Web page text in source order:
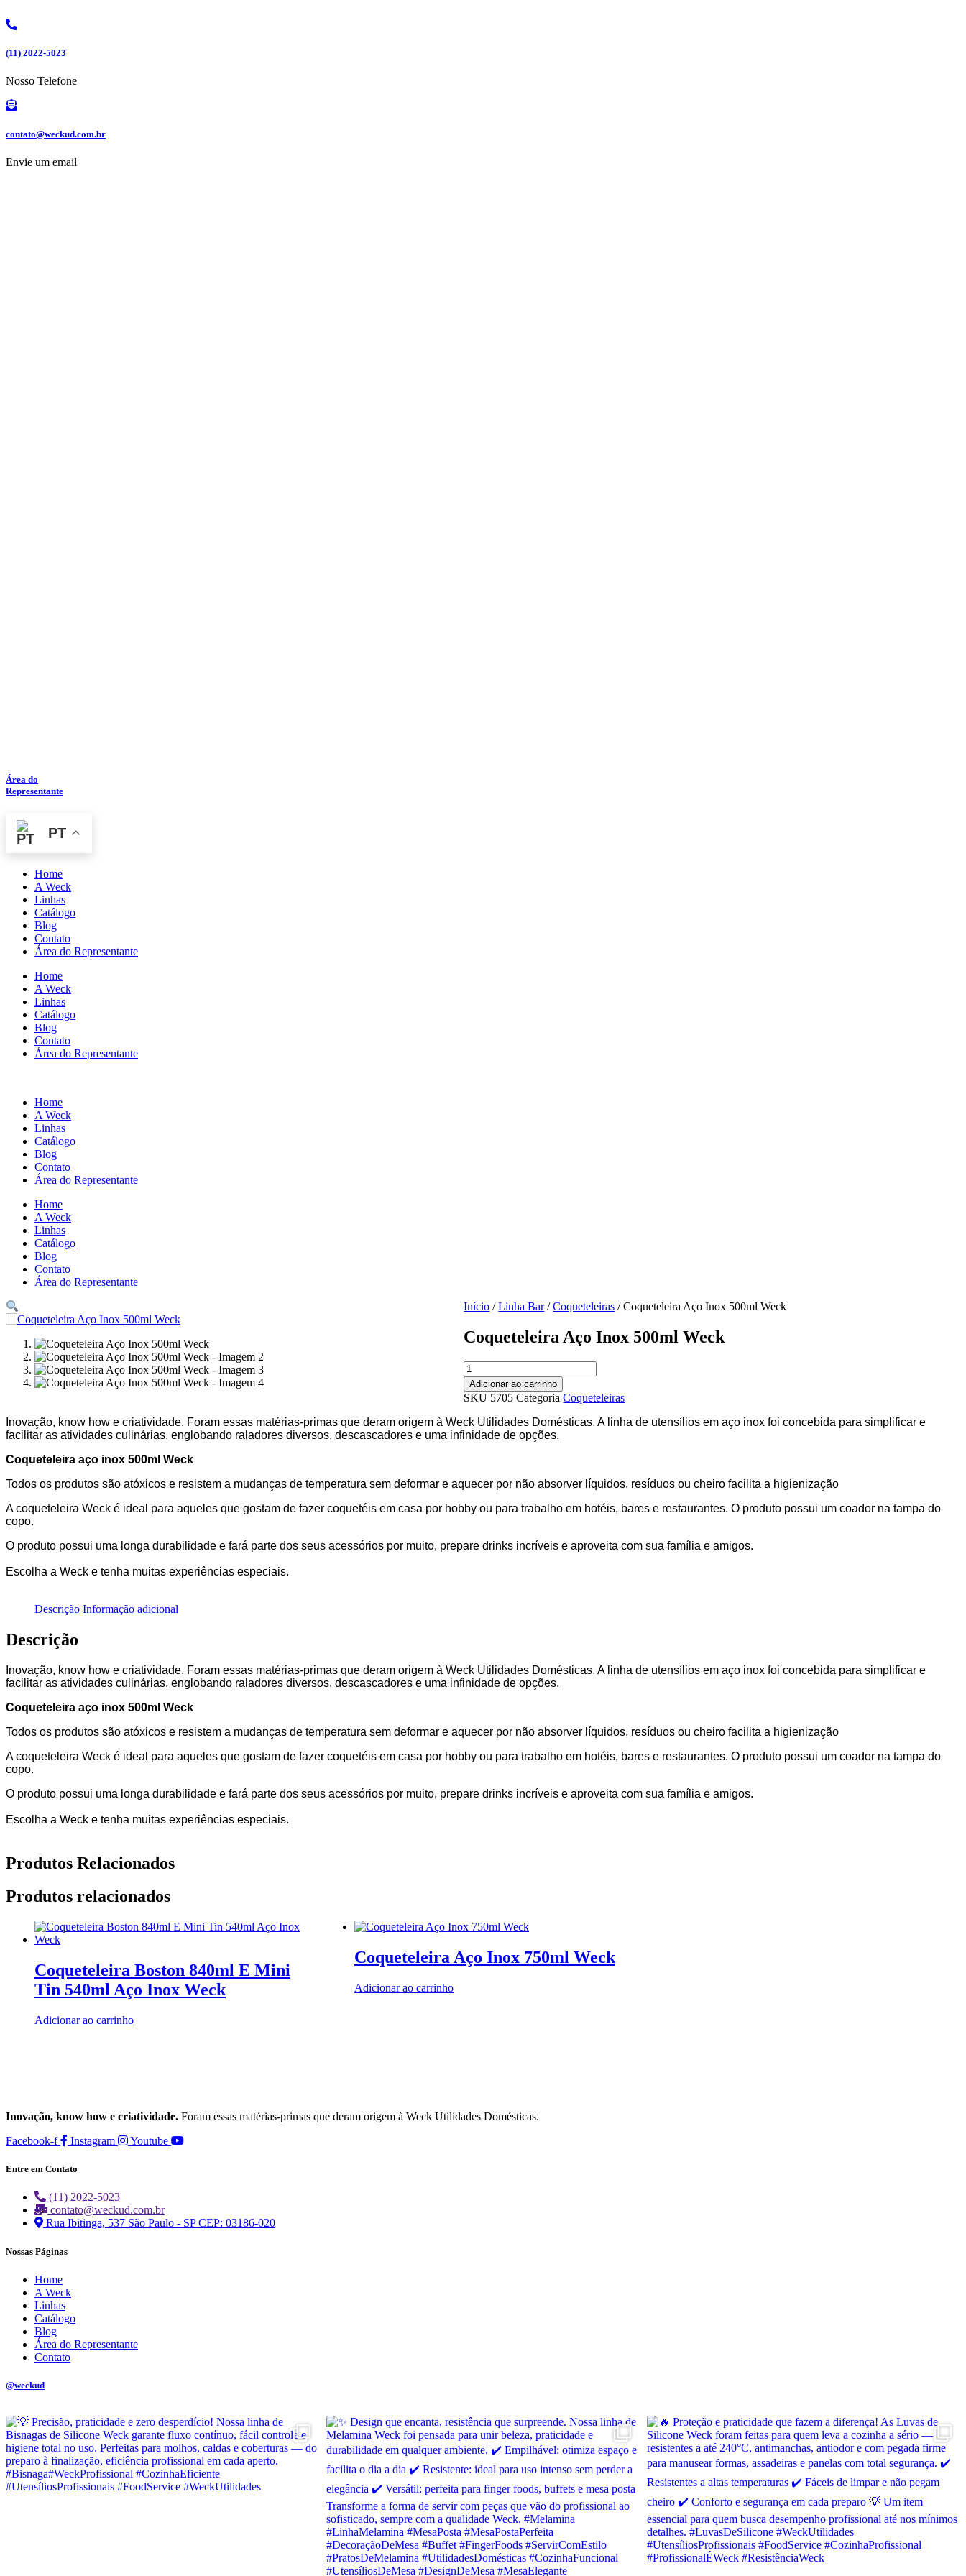
para
conteúdo
(11) 2022-5023
Nosso Telefone
contato@weckud.com.br
Envie um email
Área do
Representante
PT
Home
A Weck
Linhas
Catálogo
Blog
Contato
Área do Representante
Home
A Weck
Linhas
Catálogo
Blog
Contato
Área do Representante
Home
A Weck
Linhas
Catálogo
Blog
Contato
Área do Representante
Home
A Weck
Linhas
Catálogo
Blog
Contato
Área do Representante
Início /Linha Bar/Coqueteleiras / Coqueteleira Aço Inox 500ml Weck
Coqueteleira Aço Inox 500ml Weck
Coqueteleira
Aço
Inox
500ml
Weck
quantidade
Adicionar ao carrinho
SKU 5705Categoria Coqueteleiras
Inovação, know how e criatividade. Foram essas matérias-primas que deram origem à Weck Utilidades Domésticas. A linha de utensílios em aço inox foi concebida para simplificar e
facilitar as atividades culinárias, englobando raladores diversos, descascadores e uma infinidade de opções.
Coqueteleira aço inox 500ml Weck
Todos os produtos são atóxicos e resistem a mudanças de temperatura sem deformar e aquecer por não absorver líquidos, resíduos ou cheiro facilita a higienização
A coqueteleira Weck é ideal para aqueles que gostam de fazer coquetéis em casa por hobby ou para trabalho em hotéis, bares e restaurantes. O produto possui um coador na tampa do
copo.
O produto possui uma longa durabilidade e fará parte dos seus acessórios por muito, prepare drinks incríveis e aproveita com sua família e amigos.
Escolha a Weck e tenha muitas experiências especiais.
Descrição Informação adicional
Descrição
Inovação, know how e criatividade. Foram essas matérias-primas que deram origem à Weck Utilidades Domésticas. A linha de utensílios em aço inox foi concebida para simplificar e
facilitar as atividades culinárias, englobando raladores diversos, descascadores e uma infinidade de opções.
Coqueteleira aço inox 500ml Weck
Todos os produtos são atóxicos e resistem a mudanças de temperatura sem deformar e aquecer por não absorver líquidos, resíduos ou cheiro facilita a higienização
A coqueteleira Weck é ideal para aqueles que gostam de fazer coquetéis em casa por hobby ou para trabalho em hotéis, bares e restaurantes. O produto possui um coador na tampa do
copo.
O produto possui uma longa durabilidade e fará parte dos seus acessórios por muito, prepare drinks incríveis e aproveita com sua família e amigos.
Escolha a Weck e tenha muitas experiências especiais.
Produtos Relacionados
Produtos relacionados
Coqueteleira Boston 840ml E Mini
Tin 540ml Aço Inox Weck
Adicionar ao carrinho
Coqueteleira Aço Inox 750ml Weck
Adicionar ao carrinho
Inovação, know how e criatividade. Foram essas matérias-primas que deram origem à Weck Utilidades Domésticas.
Facebook-f
Instagram Youtube
Entre em Contato
(11) 2022-5023
contato@weckud.com.br
Rua Ibitinga, 537 São Paulo - SP CEP: 03186-020
Nossas Páginas
Home
A Weck
Linhas
Catálogo
Blog
Área do Representante
Contato
@weckud